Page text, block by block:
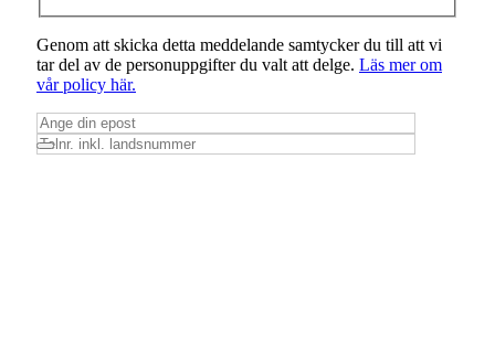
Genom att skicka detta meddelande samtycker du till att vi
tar del av de personuppgifter du valt att delge. Läs mer om
vår policy här.